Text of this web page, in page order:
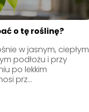
o tę roślinę?
w jasnym, ciepłym
podłożu i przy
po lekkim
prz...